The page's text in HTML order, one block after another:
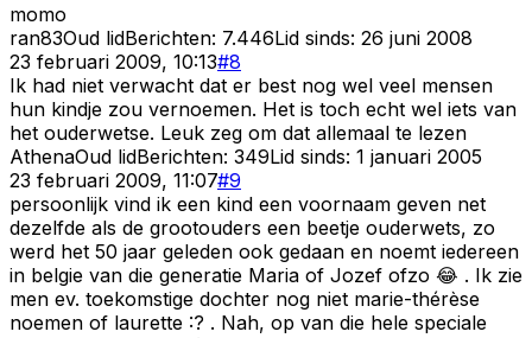
momo
ran83Oud lidBerichten: 7.446Lid sinds: 26 juni 2008
23 februari 2009, 10:13#8
Ik had niet verwacht dat er best nog wel veel mensen
hun kindje zou vernoemen. Het is toch echt wel iets van
het ouderwetse. Leuk zeg om dat allemaal te lezen
AthenaOud lidBerichten: 349Lid sinds: 1 januari 2005
23 februari 2009, 11:07#9
persoonlijk vind ik een kind een voornaam geven net
dezelfde als de grootouders een beetje ouderwets, zo
werd het 50 jaar geleden ook gedaan en noemt iedereen
in belgie van die generatie Maria of Jozef ofzo 😂 . Ik zie
men ev. toekomstige dochter nog niet marie-thérèse
noemen of laurette :? . Nah, op van die hele speciale